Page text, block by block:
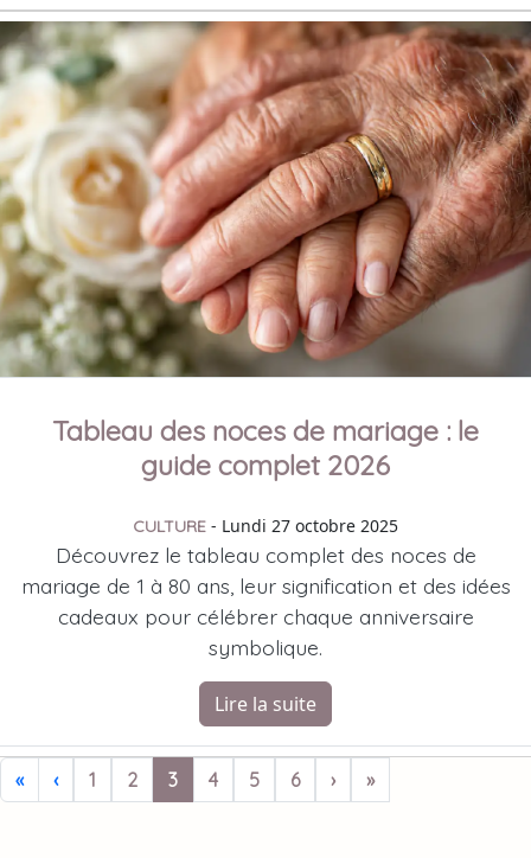
Tableau des noces de mariage : le
guide complet 2026
CULTURE - Lundi 27 octobre 2025
Découvrez le tableau complet des noces de
mariage de 1 à 80 ans, leur signification et des idées
cadeaux pour célébrer chaque anniversaire
symbolique.
Lire la suite
« ‹ 1 2 3 4 5 6 › »